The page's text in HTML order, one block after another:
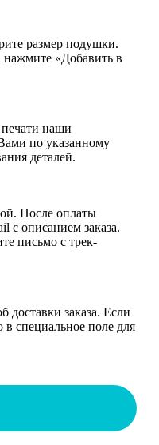
размер подушки.
нажмите «Добавить в
печати наши
по указанному
деталей.
После оплаты
с описанием заказа.
письмо с трек-
доставки заказа. Если
в специальное поле для